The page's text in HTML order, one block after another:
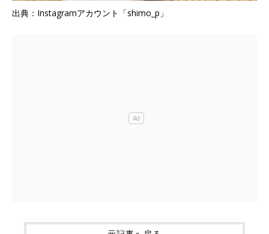
出典：Instagramアカウント「shimo_p」